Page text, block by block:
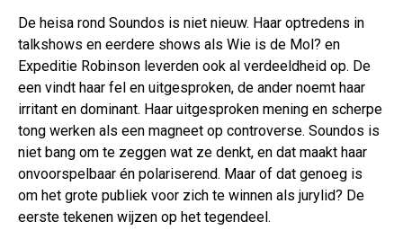
De heisa rond Soundos is niet nieuw. Haar optredens in
talkshows en eerdere shows als Wie is de Mol? en
Expeditie Robinson leverden ook al verdeeldheid op. De
een vindt haar fel en uitgesproken, de ander noemt haar
irritant en dominant. Haar uitgesproken mening en scherpe
tong werken als een magneet op controverse. Soundos is
niet bang om te zeggen wat ze denkt, en dat maakt haar
onvoorspelbaar én polariserend. Maar of dat genoeg is
om het grote publiek voor zich te winnen als jurylid? De
eerste tekenen wijzen op het tegendeel.